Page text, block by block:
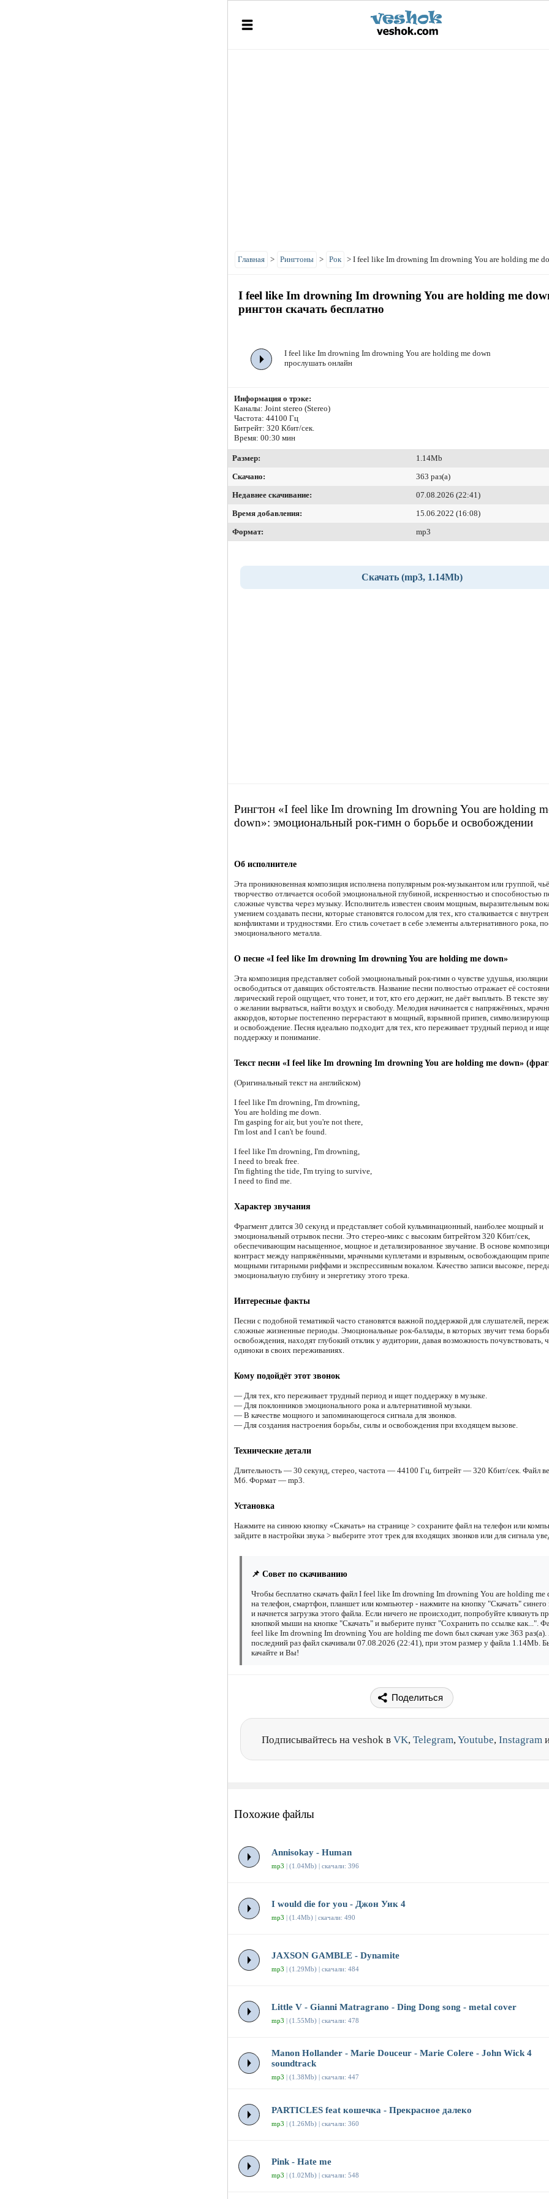
Главная > Рингтоны > Рок > I feel like Im drowning Im drowning You are holding me
I feel like Im drowning Im drowning You are holding me
рингтон скачать бесплатно
I feel like Im drowning Im drowning You are holding me down
прослушать онлайн
Информация о трэке:
Каналы: Joint stereo (Stereo)
Частота: 44100 Гц
Битрейт: 320 Кбит/сек.
Время: 00:30 мин
Размер:
1.14Mb
Скачано:
363 раз(а)
Недавнее скачивание:
07.08.2026 (22:41)
Время добавления:
15.06.2022 (16:08)
Формат:
mp3
Скачать (mp3, 1.14Mb)
Рингтон «I feel like Im drowning Im drowning You are holding
down»: эмоциональный рок-гимн о борьбе и освобождении
Об исполнителе
Эта проникновенная композиция исполнена популярным рок-музыкантом или группой, чьё
творчество отличается особой эмоциональной глубиной, искренностью и способностью
сложные чувства через музыку. Исполнитель известен своим мощным, выразительным
умением создавать песни, которые становятся голосом для тех, кто сталкивается с
конфликтами и трудностями. Его стиль сочетает в себе элементы альтернативного рока,
эмоционального металла.
О песне «I feel like Im drowning Im drowning You are holding me down»
Эта композиция представляет собой эмоциональный рок-гимн о чувстве удушья,
освободиться от давящих обстоятельств. Название песни полностью отражает её
лирический герой ощущает, что тонет, и тот, кто его держит, не даёт выплыть. В тексте
о желании вырваться, найти воздух и свободу. Мелодия начинается с напряжённых,
аккордов, которые постепенно перерастают в мощный, взрывной припев,
и освобождение. Песня идеально подходит для тех, кто переживает трудный период и
поддержку и понимание.
Текст песни «I feel like Im drowning Im drowning You are holding me down»
(Оригинальный текст на английском)
I feel like I'm drowning, I'm drowning,
You are holding me down.
I'm gasping for air, but you're not there,
I'm lost and I can't be found.
I feel like I'm drowning, I'm drowning,
I need to break free.
I'm fighting the tide, I'm trying to survive,
I need to find me.
Характер звучания
Фрагмент длится 30 секунд и представляет собой кульминационный, наиболее мощный и
эмоциональный отрывок песни. Это стерео-микс с высоким битрейтом 320 Кбит/сек,
обеспечивающим насыщенное, мощное и детализированное звучание. В основе
контраст между напряжёнными, мрачными куплетами и взрывным, освобождающим
мощными гитарными риффами и экспрессивным вокалом. Качество записи высокое,
эмоциональную глубину и энергетику этого трека.
Интересные факты
Песни с подобной тематикой часто становятся важной поддержкой для слушателей,
сложные жизненные периоды. Эмоциональные рок-баллады, в которых звучит тема
освобождения, находят глубокий отклик у аудитории, давая возможность почувствовать,
одиноки в своих переживаниях.
Кому подойдёт этот звонок
— Для тех, кто переживает трудный период и ищет поддержку в музыке.
— Для поклонников эмоционального рока и альтернативной музыки.
— В качестве мощного и запоминающегося сигнала для звонков.
— Для создания настроения борьбы, силы и освобождения при входящем вызове.
Технические детали
Длительность — 30 секунд, стерео, частота — 44100 Гц, битрейт — 320 Кбит/сек. Файл
Мб. Формат — mp3.
Установка
Нажмите на синюю кнопку «Скачать» на странице > сохраните файл на телефон или
зайдите в настройки звука > выберите этот трек для входящих звонков или для сигнала
📌 Совет по скачиванию
Чтобы бесплатно скачать файл I feel like Im drowning Im drowning You are holding me
на телефон, смартфон, планшет или компьютер - нажмите на кнопку "Скачать" синего
и начнется загрузка этого файла. Если ничего не происходит, попробуйте кликнуть
кнопкой мыши на кнопке "Скачать" и выберите пункт "Сохранить по ссылке как...".
feel like Im drowning Im drowning You are holding me down был скачан уже 363
последний раз файл скачивали 07.08.2026 (22:41), при этом размер у файла 1.14Mb.
качайте и Вы!
Поделиться
Подписывайтесь на veshok в VK, Telegram,Youtube, Instagram
Похожие файлы
Annisokay - Human
mp3 | (1.04Mb) | скачали: 396
I would die for you - Джон Уик 4
mp3 | (1.4Mb) | скачали: 490
JAXSON GAMBLE - Dynamite
mp3 | (1.29Mb) | скачали: 484
Little V - Gianni Matragrano - Ding Dong song - metal cover
mp3 | (1.55Mb) | скачали: 478
Manon Hollander - Marie Douceur - Marie Colere - John Wick 4
soundtrack
mp3 | (1.38Mb) | скачали: 447
PARTICLES feat кошечка - Прекрасное далеко
mp3 | (1.26Mb) | скачали: 360
Pink - Hate me
mp3 | (1.02Mb) | скачали: 548